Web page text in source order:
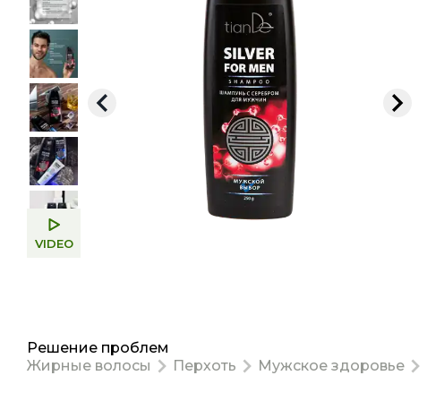
VIDEO
Решение проблем
Жирные волосы
Перхоть Мужское здоровье